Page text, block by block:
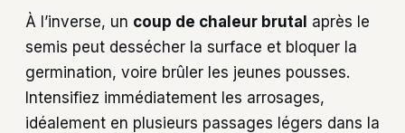
À l’inverse, un coup de chaleur brutal après le
semis peut dessécher la surface et bloquer la
germination, voire brûler les jeunes pousses.
Intensifiez immédiatement les arrosages,
idéalement en plusieurs passages légers dans la